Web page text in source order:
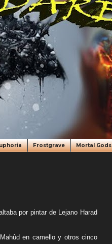
Frostgrave Mortal Gods
por pintar de Lejano Harad
en camello y otros cinco